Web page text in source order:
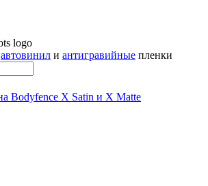
автовинил и антигравийные пленки